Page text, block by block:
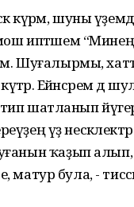
күрәм, шуны
иптәшем “Минең
Шуғалырмы, хатта
Ейәнсәрем дә
тип шатланып
үҙ
ҡаҙып
матур була, -